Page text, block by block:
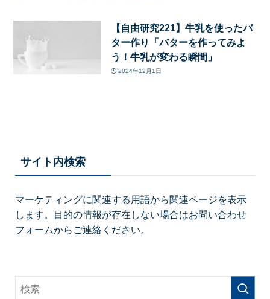
【自由研究221】牛乳を使ったバ
ター作り「バターを作ってみよ
う！牛乳が変わる瞬間」
2024年12月1日
サイト内検索
マーケティングに関連する用語から関連ページを表示
します。目的の情報が存在しない場合はお問い合わせ
フォームからご連絡ください。